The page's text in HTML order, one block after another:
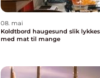
08. mai
Koldtbord haugesund slik lykkes du
med mat til mange